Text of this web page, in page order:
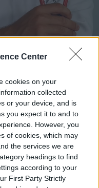
Center
cookies on your
collected
or your device, and is
you expect it to and to
However, you
of cookies, which may
the services we are
headings to find
according to your
First Party Strictly
primero, pero en
médicos
lo que